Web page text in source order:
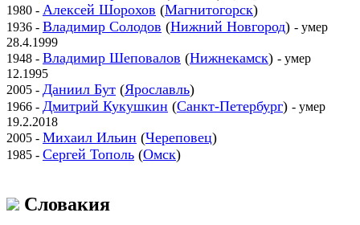
1980 - Алексей Шорохов (Магнитогорск)
1936 - Владимир Солодов (Нижний Новгород) - умер
28.4.1999
1948 - Владимир Шеповалов (Нижнекамск) - умер
12.1995
2005 - Даниил Бут (Ярославль)
1966 - Дмитрий Кукушкин (Санкт-Петербург) - умер
19.2.2018
2005 - Михаил Ильин (Череповец)
1985 - Сергей Тополь (Омск)
Словакия